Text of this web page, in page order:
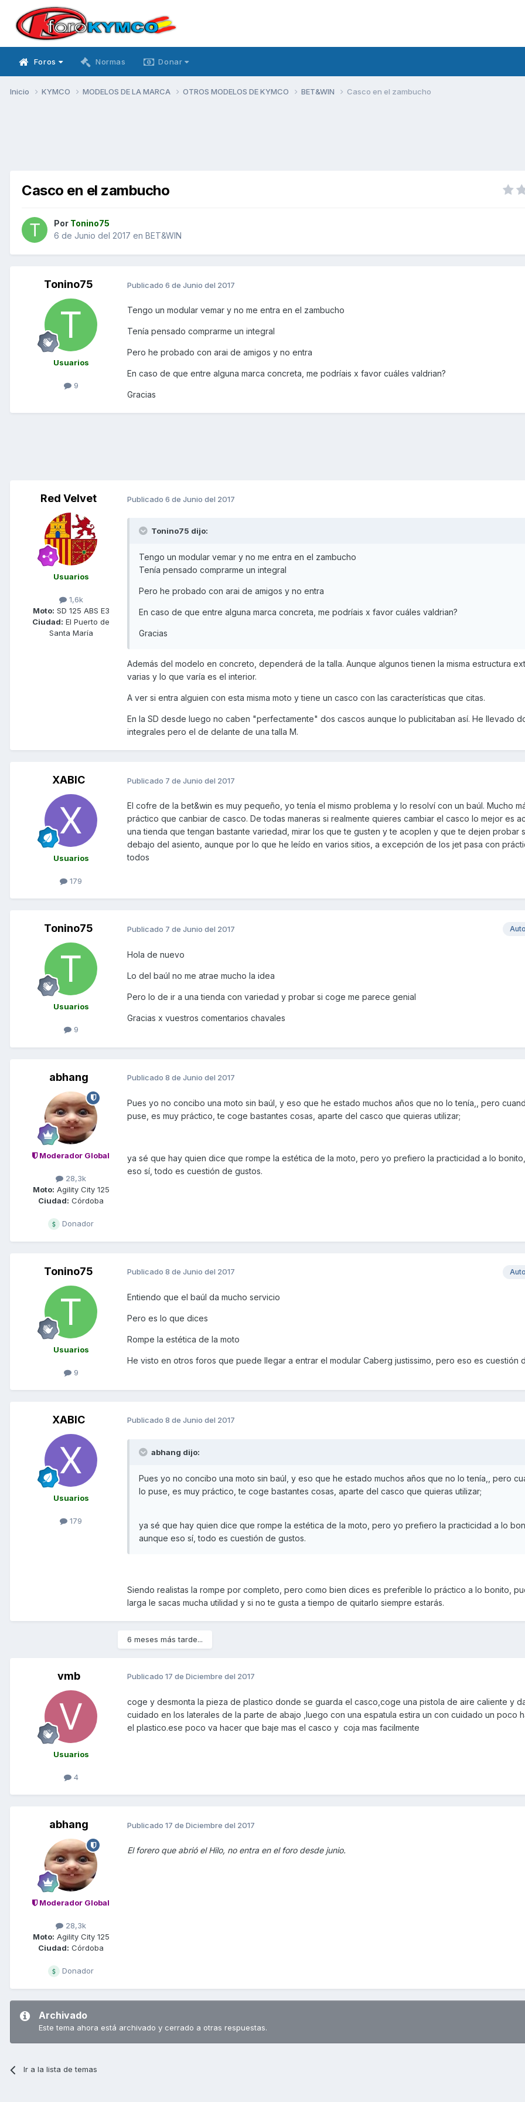
Foros Normas Donar
Inicio KYMCO MODELOS DE LA MARCA OTROS MODELOS DE KYMCO BET&WIN Casco en el zambucho
Casco en el zambucho
Por Tonino75
6 de Junio del 2017 en BET&WIN
Tonino75
Usuarios
9
Publicado 6 de Junio del 2017
Tengo un modular vemar y no me entra en el zambucho
Tenía pensado comprarme un integral
Pero he probado con arai de amigos y no entra
En caso de que entre alguna marca concreta, me podríais x favor cuáles valdrian?
Gracias
Red Velvet
Usuarios
1,6k
Moto: SD 125 ABS E3
Ciudad: El Puerto de
Santa María
Publicado 6 de Junio del 2017
Tonino75 dijo:
Tengo un modular vemar y no me entra en el zambucho
Tenía pensado comprarme un integral
Pero he probado con arai de amigos y no entra
En caso de que entre alguna marca concreta, me podríais x favor cuáles valdrian?
Gracias
Además del modelo en concreto, dependerá de la talla. Aunque algunos tienen la misma estructura
varias y lo que varía es el interior.
A ver si entra alguien con esta misma moto y tiene un casco con las características que citas.
En la SD desde luego no caben "perfectamente" dos cascos aunque lo publicitaban así. He llevado
integrales pero el de delante de una talla M.
XABIC
Usuarios
179
Publicado 7 de Junio del 2017
El cofre de la bet&win es muy pequeño, yo tenía el mismo problema y lo resolví con un baúl. Mucho
práctico que canbiar de casco. De todas maneras si realmente quieres cambiar el casco lo mejor es
una tienda que tengan bastante variedad, mirar los que te gusten y te acoplen y que te dejen probar
debajo del asiento, aunque por lo que he leído en varios sitios, a excepción de los jet pasa con
todos
Tonino75
Usuarios
9
Publicado 7 de Junio del 2017
Hola de nuevo
Lo del baúl no me atrae mucho la idea
Pero lo de ir a una tienda con variedad y probar si coge me parece genial
Gracias x vuestros comentarios chavales
abhang
Moderador Global
28,3k
Moto: Agility City 125
Ciudad: Córdoba
Donador
Publicado 8 de Junio del 2017
Pues yo no concibo una moto sin baúl, y eso que he estado muchos años que no lo tenía,, pero
puse, es muy práctico, te coge bastantes cosas, aparte del casco que quieras utilizar;
ya sé que hay quien dice que rompe la estética de la moto, pero yo prefiero la practicidad a lo
eso sí, todo es cuestión de gustos.
Tonino75
Usuarios
9
Publicado 8 de Junio del 2017
Entiendo que el baúl da mucho servicio
Pero es lo que dices
Rompe la estética de la moto
He visto en otros foros que puede llegar a entrar el modular Caberg justissimo, pero eso es cuestión
XABIC
Usuarios
179
Publicado 8 de Junio del 2017
abhang dijo:
Pues yo no concibo una moto sin baúl, y eso que he estado muchos años que no lo tenía,, pero
lo puse, es muy práctico, te coge bastantes cosas, aparte del casco que quieras utilizar;
ya sé que hay quien dice que rompe la estética de la moto, pero yo prefiero la practicidad a lo
aunque eso sí, todo es cuestión de gustos.
Siendo realistas la rompe por completo, pero como bien dices es preferible lo práctico a lo bonito,
larga le sacas mucha utilidad y si no te gusta a tiempo de quitarlo siempre estarás.
6 meses más tarde...
vmb
Usuarios
4
Publicado 17 de Diciembre del 2017
coge y desmonta la pieza de plastico donde se guarda el casco,coge una pistola de aire caliente y
cuidado en los laterales de la parte de abajo ,luego con una espatula estira un con cuidado un poco
el plastico.ese poco va hacer que baje mas el casco y coja mas facilmente
abhang
Moderador Global
28,3k
Moto: Agility City 125
Ciudad: Córdoba
Donador
Publicado 17 de Diciembre del 2017
El forero que abrió el Hilo, no entra en el foro desde junio.
Archivado
Este tema ahora está archivado y cerrado a otras respuestas.
Ir a la lista de temas